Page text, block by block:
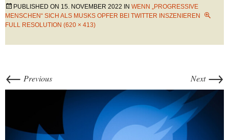
PUBLISHED ON 15. NOVEMBER 2022 IN WENN „PROGRESSIVE
MENSCHEN“ SICH ALS MUSKS OPFER BEI TWITTER INSZENIEREN
FULL RESOLUTION (620 × 413)
← Previous Next →